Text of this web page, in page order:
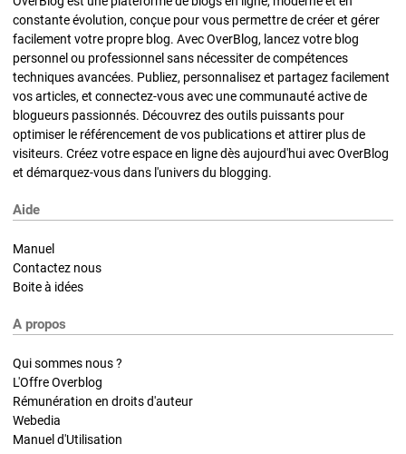
constante évolution, conçue pour vous permettre de créer et gérer
facilement votre propre blog. Avec OverBlog, lancez votre blog
personnel ou professionnel sans nécessiter de compétences
techniques avancées. Publiez, personnalisez et partagez facilement
vos articles, et connectez-vous avec une communauté active de
blogueurs passionnés. Découvrez des outils puissants pour
optimiser le référencement de vos publications et attirer plus de
visiteurs. Créez votre espace en ligne dès aujourd'hui avec OverBlog
et démarquez-vous dans l'univers du blogging.
Aide
Manuel
Contactez nous
Boite à idées
A propos
Qui sommes nous ?
L'Offre Overblog
Rémunération en droits d'auteur
Webedia
Manuel d'Utilisation